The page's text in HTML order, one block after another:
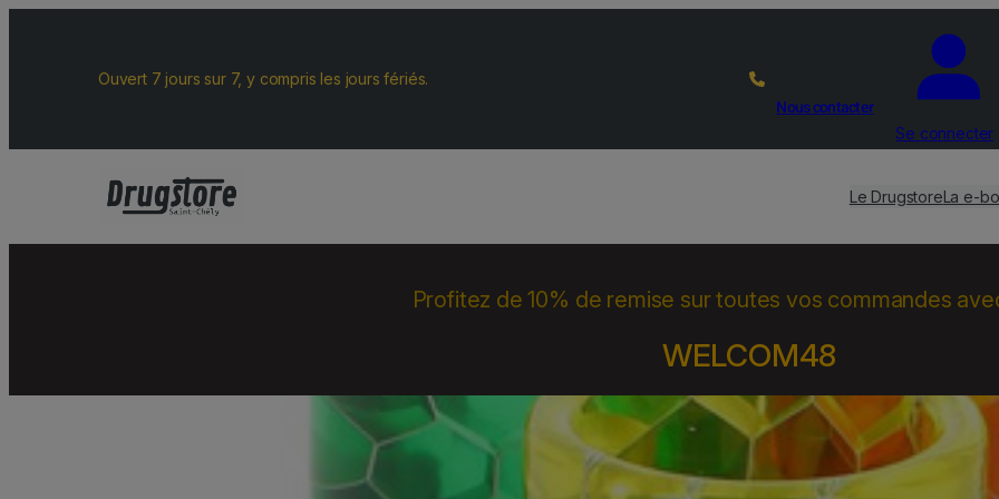
Ouvert 7 jours sur 7, y compris les jours fériés.
Nous contacter
Se connecter
Le DrugstoreLa e-
Profitez de 10% de remise sur toutes vos commandes
WELCOM48